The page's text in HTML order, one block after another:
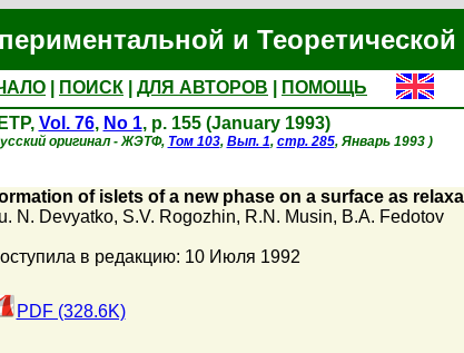
и
ПОИСК ДЛЯ АВТОРОВ
ПОМОЩЬ
Vol. 76, No 1, p. 155 (January 1993)
оригинал - ЖЭТФ, Том 103, Вып. 1, стр. 285, Январь 1993 )
of islets of a new phase on a surface as
N. Devyatko, S.V. Rogozhin, R.N. Musin, B.A. Fedotov
в редакцию: 10 Июля 1992
PDF (328.6K)